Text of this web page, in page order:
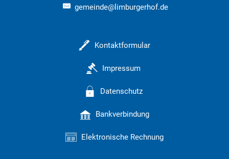
gemeinde@limburgerhof.de
Kontaktformular
Impressum
Datenschutz
Bankverbindung
Elektronische Rechnung